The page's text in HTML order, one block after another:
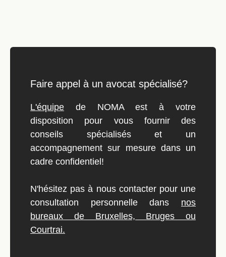
Faire appel à un avocat spécialisé?
L'équipe de NOMA est à votre
disposition pour vous fournir des
conseils spécialisés et un
accompagnement sur mesure dans un
cadre confidentiel!
N'hésitez pas à nous contacter pour une
consultation personnelle dans nos
bureaux de Bruxelles, Bruges ou
Courtrai.